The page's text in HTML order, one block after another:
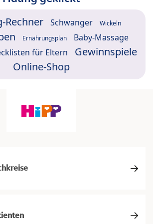
Rechner Schwanger Wickeln
Ernährungsplan Baby-Massage
für Eltern
Gewinnspiele
Online-Shop